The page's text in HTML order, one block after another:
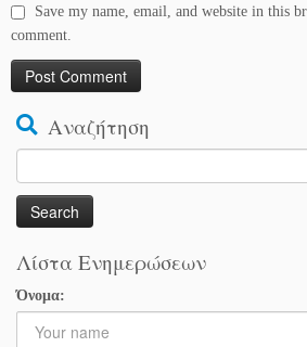
Save my name, email, and website in this
comment.
Αναζήτηση
for:
Λίστα Ενημερώσεων
Όνομα: